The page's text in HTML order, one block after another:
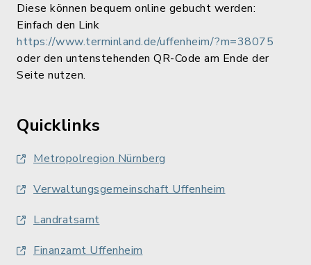
Diese können bequem online gebucht werden:
Einfach den Link
https://www.terminland.de/uffenheim/?m=38075
oder den untenstehenden QR-Code am Ende der
Seite nutzen.
Quicklinks
Metropolregion Nürnberg
Verwaltungsgemeinschaft Uffenheim
Landratsamt
Finanzamt Uffenheim